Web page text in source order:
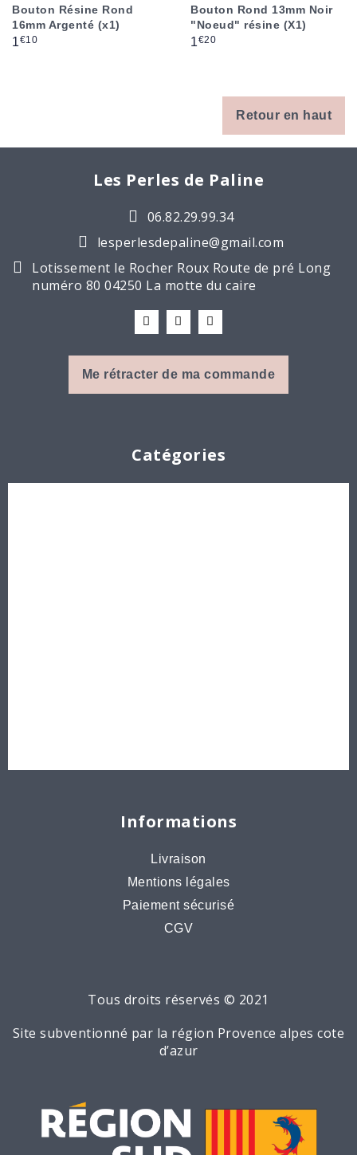
Bouton Résine Rond
16mm Argenté (x1)
Prix
1€10
Bouton Rond 13mm Noir
"Noeud" résine (X1)
Prix
1€20
Retour en haut
Les Perles de Paline
06.82.29.99.34
lesperlesdepaline@gmail.com
Lotissement le Rocher Roux Route de pré Long
numéro 80 04250 La motte du caire
Me rétracter de ma commande
Catégories
Informations
Livraison
Mentions légales
Paiement sécurisé
CGV
Tous droits réservés © 2021
Site subventionné par la région Provence alpes cote
d’azur